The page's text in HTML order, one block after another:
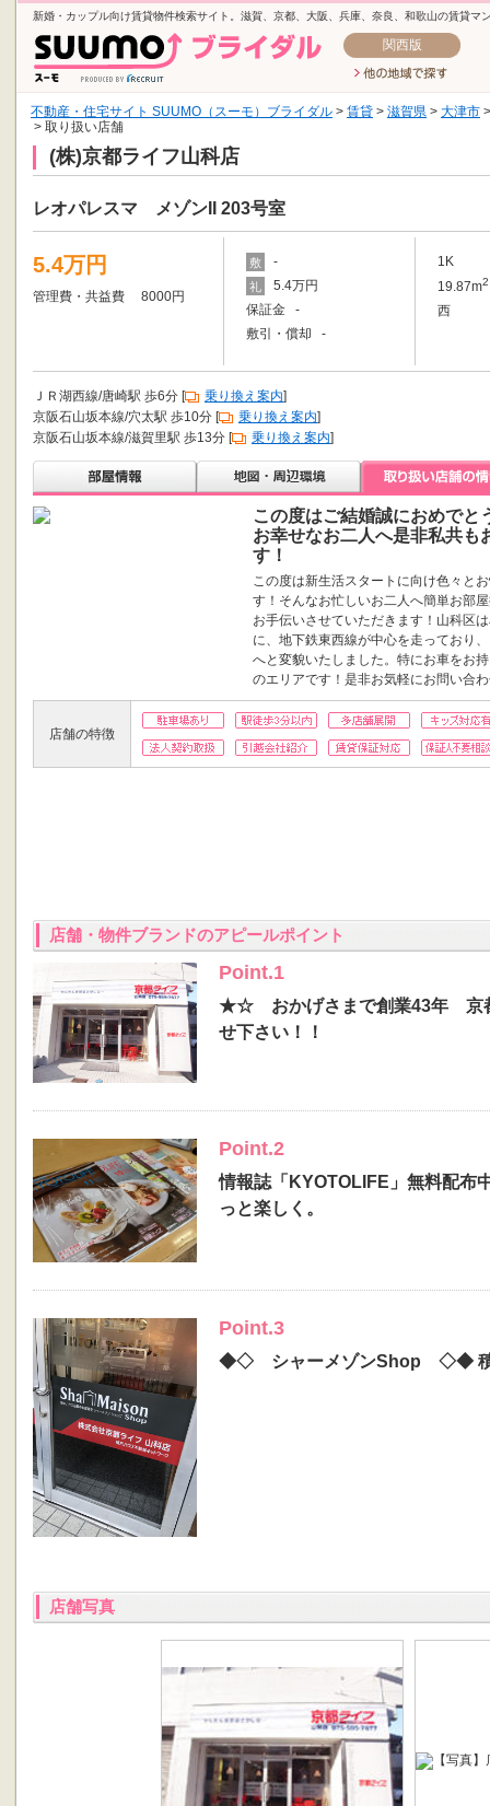
新婚・カップル向け賃貸物件検索サイト。滋賀、京都、大阪、兵庫、奈良、和歌山の賃貸マ
関西版
不動産・住宅サイト SUUMO（スーモ）ブライダル > 賃貸 > 滋賀県 > 大津市
> 取り扱い店舗
(株)京都ライフ山科店
レオパレスマ メゾンII 203号室
5.4万円
管理費・共益費 8000円
敷 -
礼
5.4万円
保証金 -
敷引・償却 -
1K
19.87m2
西
ＪＲ湖西線/唐崎駅 歩6分 [ 乗り換え案内]
京阪石山坂本線/穴太駅 歩10分 [
乗り換え案内]
京阪石山坂本線/滋賀里駅 歩13分 [
乗り換え案内]
この度はご結婚誠におめでと
お幸せなお二人へ是非私共も
す！
この度は新生活スタートに向け色々と
す！そんなお忙しいお二人へ簡単お部
お手伝いさせていただきます！山科区
に、地下鉄東西線が中心を走っており
へと変貌いたしました。特にお車をお
のエリアです！是非お気軽にお問い合
店舗の特徴
店舗・物件ブランドのアピールポイント
Point.1
★☆ おかげさまで創業43年 京
せ下さい！！
Point.2
情報誌「KYOTOLIFE」無料配布
っと楽しく。
Point.3
◆◇ シャーメゾンShop ◇◆ 積水
店舗写真